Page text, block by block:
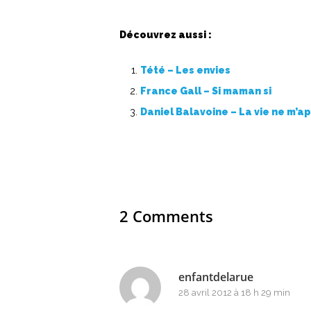
Découvrez aussi :
Tété – Les envies
France Gall – Si maman si
Daniel Balavoine – La vie ne
2 Comments
enfantdelarue
28 avril 2012 à 18 h 29 min